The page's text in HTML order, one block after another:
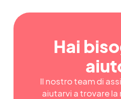
Hai
Il nostro team di
aiutarvi a trovare